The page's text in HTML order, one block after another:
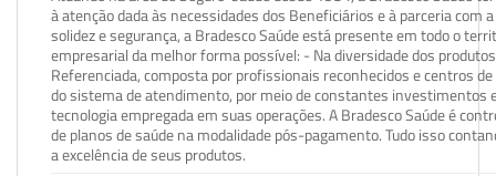
à atenção dada às necessidades dos Beneficiários e à parceria com
solidez e segurança, a Bradesco Saúde está presente em todo o
empresarial da melhor forma possível: - Na diversidade dos
Referenciada, composta por profissionais reconhecidos e centros
do sistema de atendimento, por meio de constantes investimentos
tecnologia empregada em suas operações. A Bradesco Saúde é
de planos de saúde na modalidade pós-pagamento. Tudo isso
a excelência de seus produtos.